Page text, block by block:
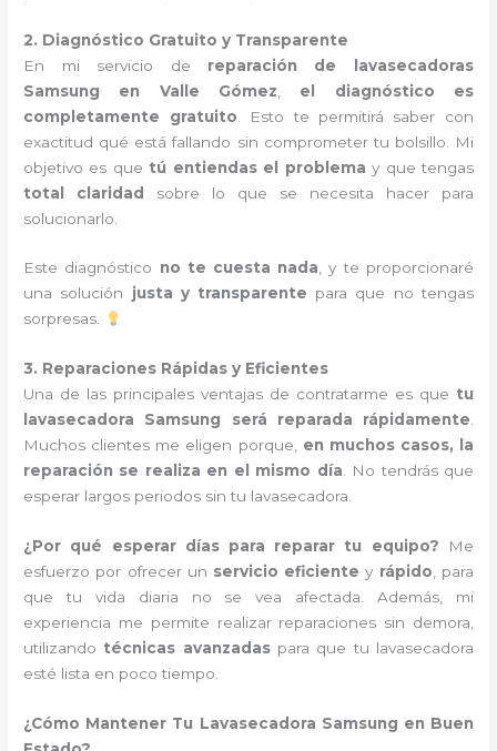
2. Diagnóstico Gratuito y Transparente
En mi servicio de reparación de lavasecadoras
Samsung en Valle Gómez
el diagnóstico es
completamente gratuito . Esto te permitirá saber con
exactitud qué está fallando sin comprometer tu bolsillo. Mi
objetivo es que tú entiendas el problema y que tengas
total claridad sobre lo que se necesita hacer para
solucionarlo.
Este diagnóstico no te cuesta nada, y te proporcionaré
una solución justa y transparente para que no tengas
sorpresas.
3. Reparaciones Rápidas y Eficientes
Una de las principales ventajas de contratarme es que tu
lavasecadora Samsung será reparada rápidamente.
Muchos clientes me eligen porque, en muchos casos, la
reparación se realiza en el mismo día. No tendrás que
esperar largos periodos sin tu lavasecadora.
¿Por qué esperar días para reparar tu equipo? Me
esfuerzo por ofrecer un servicio eficiente y rápido , para
que tu vida diaria no se vea afectada. Además, mi
experiencia me permite realizar reparaciones sin demora,
utilizando técnicas avanzadaspara que tu lavasecadora
esté lista en poco tiempo.
¿Cómo Mantener Tu Lavasecadora Samsung en Buen